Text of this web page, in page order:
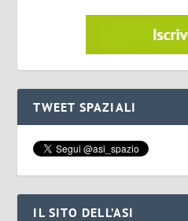
TWEET SPAZIALI
IL SITO DELL’ASI